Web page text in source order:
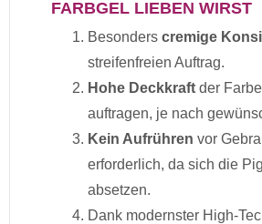
FARBGEL LIEBEN WIRST
Besonders cremige
streifenfreien Auftrag.
Hohe Deckkraft der
auftragen, je nach
Kein Aufrühren vor
erforderlich, da sich die
absetzen.
Dank modernster High-